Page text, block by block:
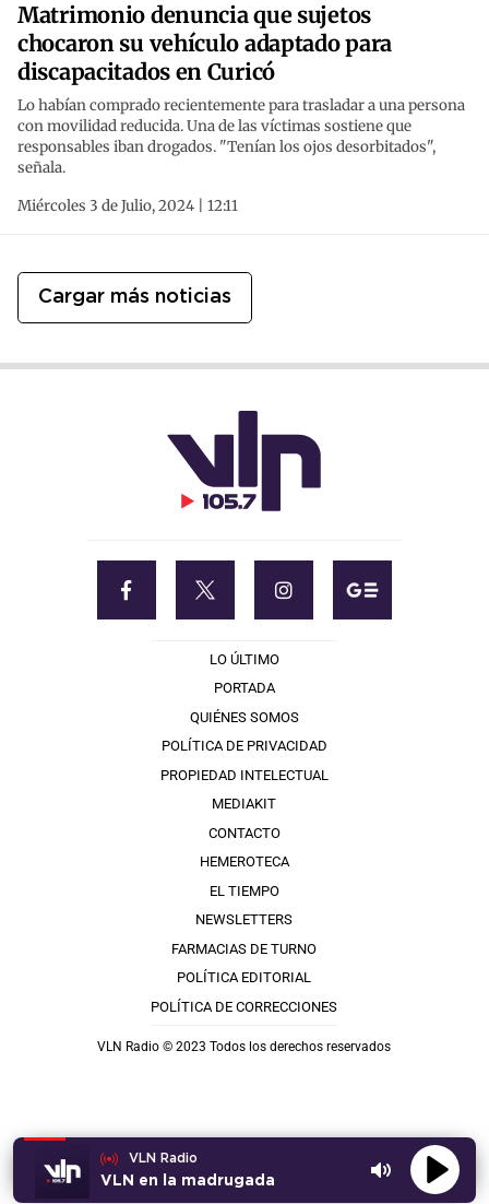
Matrimonio denuncia que sujetos
chocaron su vehículo adaptado para
discapacitados en Curicó
Lo habían comprado recientemente para trasladar a una persona
con movilidad reducida. Una de las víctimas sostiene que
responsables iban drogados. "Tenían los ojos desorbitados",
señala.
Miércoles 3 de Julio, 2024 | 12:11
Cargar más noticias
VLN Radio
VLN en la madrugada
LO ÚLTIMO
PORTADA
QUIÉNES SOMOS
POLÍTICA DE PRIVACIDAD
PROPIEDAD INTELECTUAL
MEDIAKIT
CONTACTO
HEMEROTECA
EL TIEMPO
NEWSLETTERS
FARMACIAS DE TURNO
POLÍTICA EDITORIAL
POLÍTICA DE CORRECCIONES
VLN Radio © 2023 Todos los derechos reservados